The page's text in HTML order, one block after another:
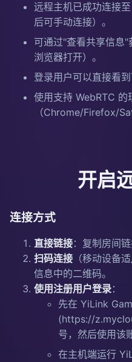
远程主机已成功连接
后可手动连接）。
可通过"查看共享信息
浏览器打开）。
登录用户可以直接看到
使用支持 WebRTC 的
（Chrome/Firefox/
开启
连接方式
直接链接：复制房间
扫码连接 （移动设备
信息中的二维码。
使用注册用户登录：
先在 YiLink
(https://
号，然后使用该
在主机端运行